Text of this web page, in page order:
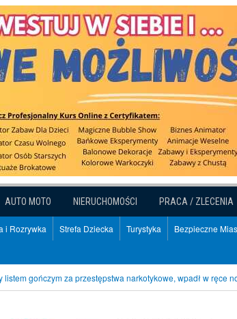
AUTO MOTO NIERUCHOMOŚCI PRACA / ZLECENIA
i Rozrywka Strefa Dziecka Turystyka Bezpieczne
listem gończym za przestępstwa narkotykowe, wpadł w ręce